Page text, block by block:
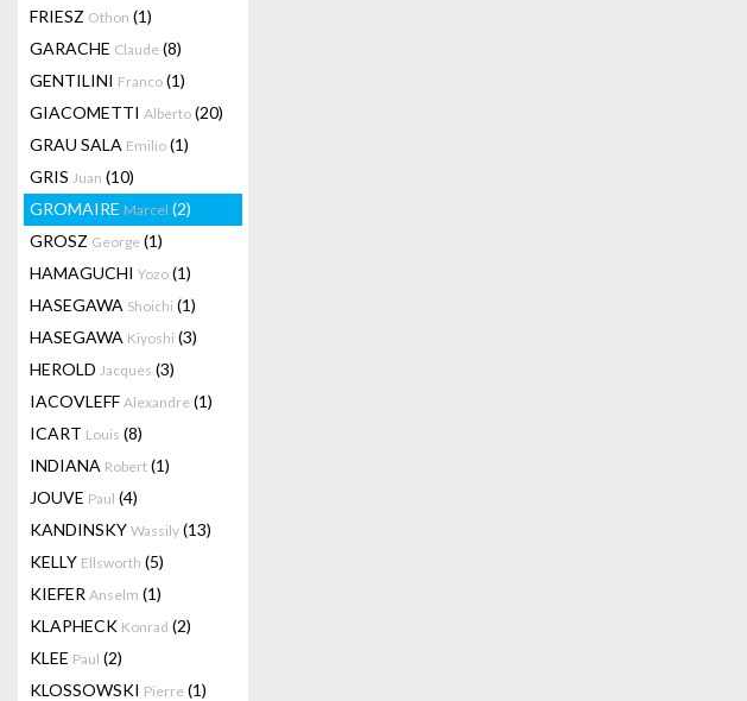
FRIESZ Othon (1)
GARACHE Claude (8)
GENTILINI Franco (1)
GIACOMETTI Alberto (20)
GRAU SALA Emilio (1)
GRIS Juan (10)
GROMAIRE Marcel (2)
GROSZ George (1)
HAMAGUCHI Yozo (1)
HASEGAWA Shoichi (1)
HASEGAWA Kiyoshi (3)
HEROLD Jacques (3)
IACOVLEFF Alexandre (1)
ICART Louis (8)
INDIANA Robert (1)
JOUVE Paul (4)
KANDINSKY Wassily (13)
KELLY Ellsworth (5)
KIEFER Anselm (1)
KLAPHECK Konrad (2)
KLEE Paul (2)
KLOSSOWSKI Pierre (1)